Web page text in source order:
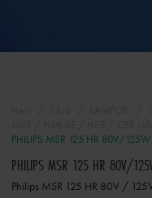
PHILIPS MSR 125 HR 80V/
PHILIPS MSR 125 HR 80V/
Philips MSR 125 HR 80V /